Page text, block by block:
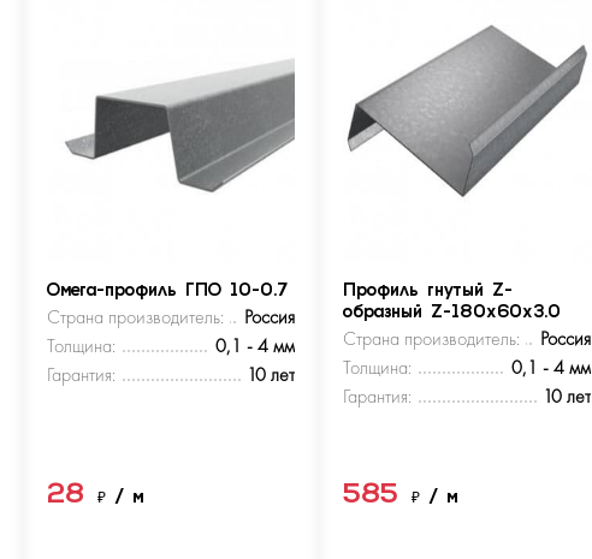
Омега-профиль ГПО 10-0.7
Страна производитель:
Россия
Толщина:
0,1 - 4 мм
Гарантия:
10 лет
28₽/ м
Профиль гнутый Z-
образный Z-180х60х3.0
Страна производитель:
Россия
Толщина:
0,1 - 4 мм
Гарантия:
10 лет
585₽/ м